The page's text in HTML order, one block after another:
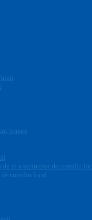
de zi a ședințelor de consiliu
de consiliu local